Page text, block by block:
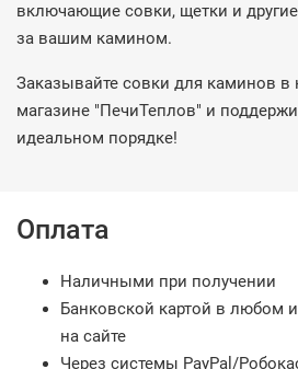
включающие совки, щетки и
за вашим камином.
Заказывайте совки для каминов в
магазине "ПечиТеплов" и
идеальном порядке!
Оплата
Наличными при получении
Банковской картой в любом
на сайте
Через системы PayPal/